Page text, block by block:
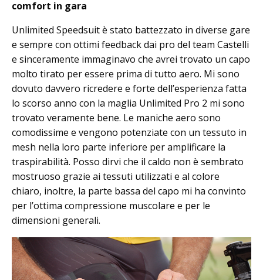
comfort in gara
Unlimited Speedsuit è stato battezzato in diverse gare
e sempre con ottimi feedback dai pro del team Castelli
e sinceramente immaginavo che avrei trovato un capo
molto tirato per essere prima di tutto aero. Mi sono
dovuto davvero ricredere e forte dell’esperienza fatta
lo scorso anno con la maglia Unlimited Pro 2 mi sono
trovato veramente bene. Le maniche aero sono
comodissime e vengono potenziate con un tessuto in
mesh nella loro parte inferiore per amplificare la
traspirabilità. Posso dirvi che il caldo non è sembrato
mostruoso grazie ai tessuti utilizzati e al colore
chiaro, inoltre, la parte bassa del capo mi ha convinto
per l’ottima compressione muscolare e per le
dimensioni generali.